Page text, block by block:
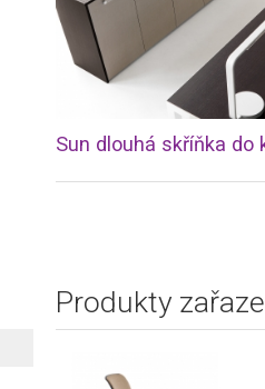
Produkty